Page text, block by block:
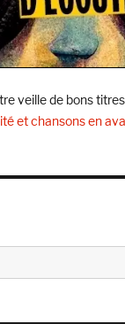
veille de bons
et chansons en